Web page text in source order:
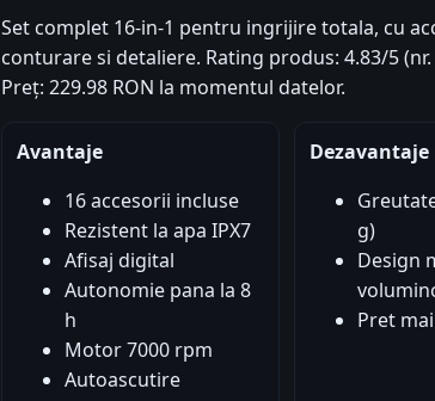
Set complet 16-in-1 pentru ingrijire totala, cu
conturare si detaliere. Rating produs: 4.83/5 (nr.
Preț: 229.98 RON la momentul datelor.
Avantaje
16 accesorii incluse
Rezistent la apa IPX7
Afisaj digital
Autonomie pana la 8
h
Motor 7000 rpm
Autoascutire
Dezavantaje
g)
Design
Pret